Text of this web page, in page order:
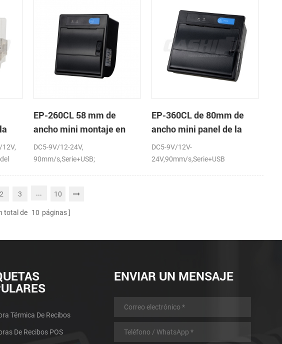
12V,
EP-260CL 58 mm de
ancho mini montaje en
panel de la impresora
térmica con auto-cortador
DC5-9V/12-24V,
90mm/s,Serie+USB;
EP-360CL de 80mm de
ancho mini panel de la
impresora térmica con
auto-cortador
DC5-9V/12V-
24V,90mm/s,Serie+USB
2 3 ... 10
total de 10 páginas
Térmica De Recibos
De Recibos POS
ENVIAR UN MENSAJE